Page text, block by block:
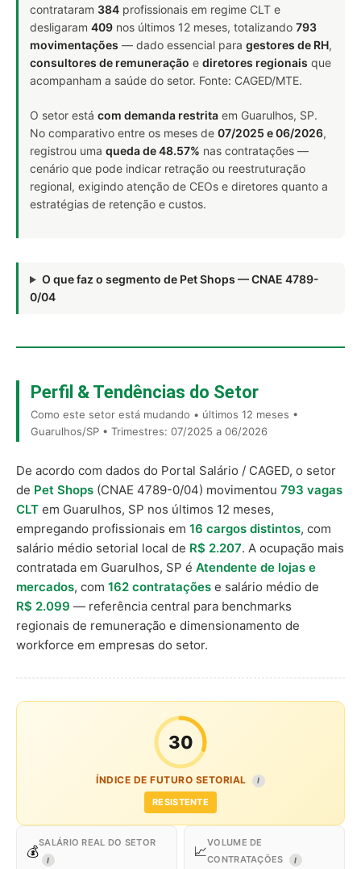
contrataram 384 profissionais em regime CLT e
desligaram 409 nos últimos 12 meses, totalizando 793
movimentações — dado essencial para gestores de RH,
consultores de remuneração e diretores regionais que
acompanham a saúde do setor. Fonte: CAGED/MTE.
O setor está com demanda restrita em Guarulhos, SP.
No comparativo entre os meses de 07/2025 e 06/2026,
registrou uma queda de 48.57% nas contratações —
cenário que pode indicar retração ou reestruturação
regional, exigindo atenção de CEOs e diretores quanto a
estratégias de retenção e custos.
O que faz o segmento de Pet Shops — CNAE 4789-
0/04
Perfil & Tendências do Setor
Como este setor está mudando • últimos 12 meses •
Guarulhos/SP • Trimestres: 07/2025 a 06/2026
De acordo com dados do Portal Salário / CAGED, o setor
de Pet Shops (CNAE 4789-0/04) movimentou 793 vagas
CLT em Guarulhos, SP nos últimos 12 meses,
empregando profissionais em 16 cargos distintos, com
salário médio setorial local de R$ 2.207. A ocupação mais
contratada em Guarulhos, SP é Atendente de lojas e
mercados, com 162 contratações e salário médio de
R$ 2.099 — referência central para benchmarks
regionais de remuneração e dimensionamento de
workforce em empresas do setor.
30
ÍNDICE DE FUTURO SETORIAL I
RESISTENTE
💰
SALÁRIO REAL DO SETOR
I
📈
VOLUME DE
CONTRATAÇÕES
I